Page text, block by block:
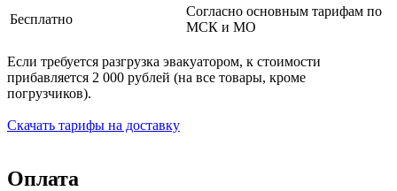
Бесплатно
Согласно основным тарифам по
МСК и МО
Если требуется разгрузка эвакуатором, к стоимости
прибавляется 2 000 рублей (на все товары, кроме
погрузчиков).
Скачать тарифы на доставку
Оплата